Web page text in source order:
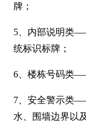
牌；
5、内部说明类
统标识标牌；
6、楼栋号码类
7、安全警示类
水、围墙边界以